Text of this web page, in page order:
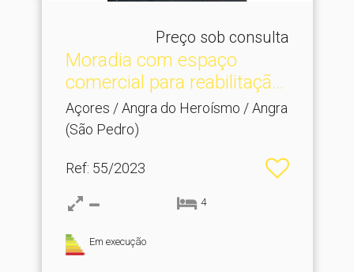
Preço sob consulta
Moradia com espaço
comercial para reabilitaçã.​..
Açores / Angra do Heroísmo / Angra
(São Pedro)
Ref: 55/2023
4
Em execução